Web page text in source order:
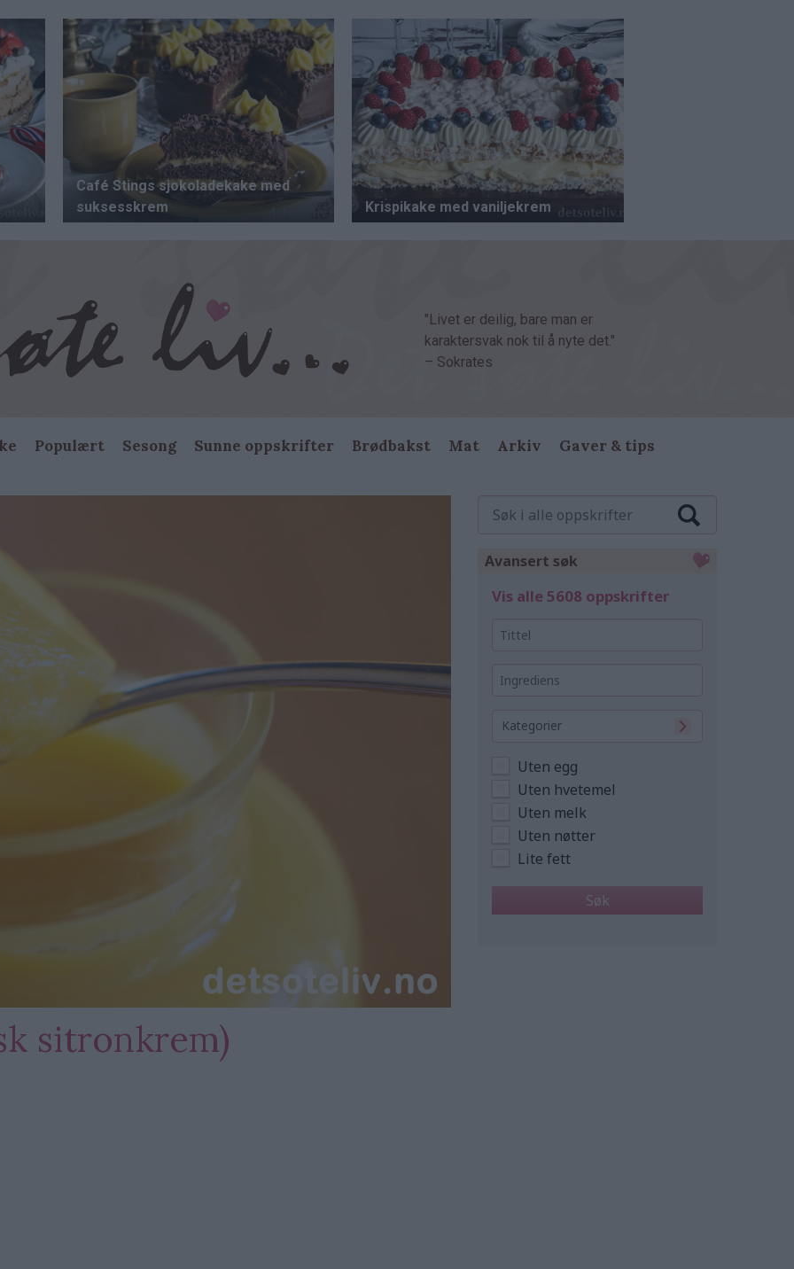
"Livet er deilig, bare man er
karaktersvak nok til å nyte det."
– Sokrates
Populært Sesong Sunne oppskrifter Brødbakst Mat Arkiv Gaver & tips
sitronkrem)
Avansert søk
Vis alle 5608 oppskrifter
Kategorier
Uten egg
Uten hvetemel
Uten melk
Uten nøtter
Lite fett